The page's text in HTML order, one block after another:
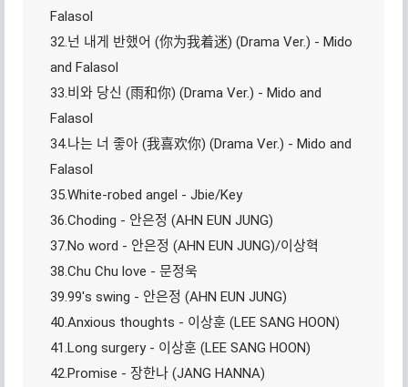
Falasol
32.넌 내게 반했어 (你为我着迷) (Drama Ver.) - Mido
and Falasol
33.비와 당신 (雨和你) (Drama Ver.) - Mido and
Falasol
34.나는 너 좋아 (我喜欢你) (Drama Ver.) - Mido and
Falasol
35.White-robed angel - Jbie/Key
36.Choding - 안은정 (AHN EUN JUNG)
37.No word - 안은정 (AHN EUN JUNG)/이상혁
38.Chu Chu love - 문정욱
39.99′s swing - 안은정 (AHN EUN JUNG)
40.Anxious thoughts - 이상훈 (LEE SANG HOON)
41.Long surgery - 이상훈 (LEE SANG HOON)
42.Promise - 장한나 (JANG HANNA)